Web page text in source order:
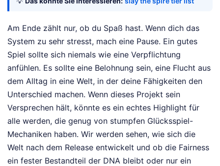
Am Ende zählt nur, ob du Spaß hast. Wenn dich das
System zu sehr stresst, mach eine Pause. Ein gutes
Spiel sollte sich niemals wie eine Verpflichtung
anfühlen. Es sollte eine Belohnung sein, eine Flucht aus
dem Alltag in eine Welt, in der deine Fähigkeiten den
Unterschied machen. Wenn dieses Projekt sein
Versprechen hält, könnte es ein echtes Highlight für
alle werden, die genug von stumpfen Glücksspiel-
Mechaniken haben. Wir werden sehen, wie sich die
Welt nach dem Release entwickelt und ob die Fairness
ein fester Bestandteil der DNA bleibt oder nur ein